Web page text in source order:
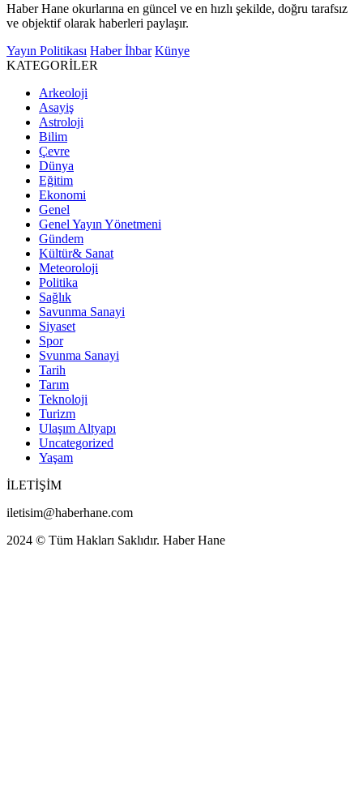
Haber Hane okurlarına en güncel ve en hızlı şekilde, doğru tarafsız
ve objektif olarak haberleri paylaşır.
Yayın Politikası Haber İhbar Künye
KATEGORİLER
Arkeoloji
Asayiş
Astroloji
Bilim
Çevre
Dünya
Eğitim
Ekonomi
Genel
Genel Yayın Yönetmeni
Gündem
Kültür& Sanat
Meteoroloji
Politika
Sağlık
Savunma Sanayi
Siyaset
Spor
Svunma Sanayi
Tarih
Tarım
Teknoloji
Turizm
Ulaşım Altyapı
Uncategorized
Yaşam
İLETİŞİM
iletisim@haberhane.com
2024 © Tüm Hakları Saklıdır. Haber Hane